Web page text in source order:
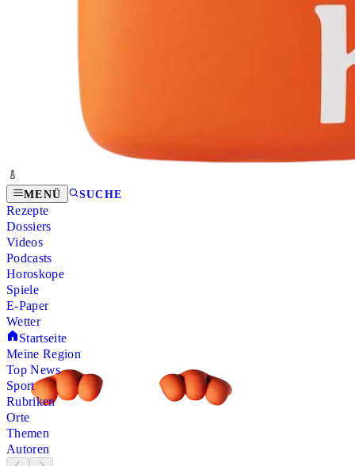
MENÜ SUCHE
Rezepte
Dossiers
Videos
Podcasts
Horoskope
Spiele
E-Paper
Wetter
Startseite
Meine Region
Top News
Sport
Rubriken
Orte
Themen
Autoren